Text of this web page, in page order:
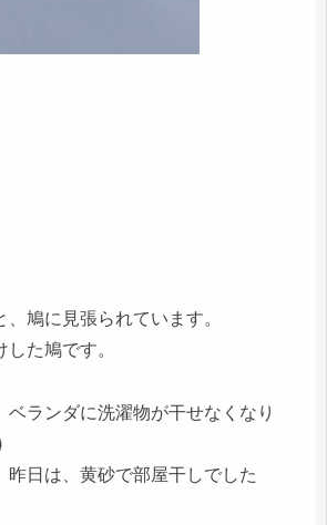
鳩に見張られています。
た鳩です。
ベランダに洗濯物が干せなくなり
昨日は、黄砂で部屋干しでした